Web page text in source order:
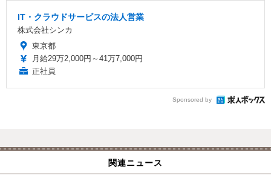
IT・クラウドサービスの法人営業
株式会社シンカ
東京都
月給29万2,000円～41万7,000円
正社員
Sponsored by
関連ニュース